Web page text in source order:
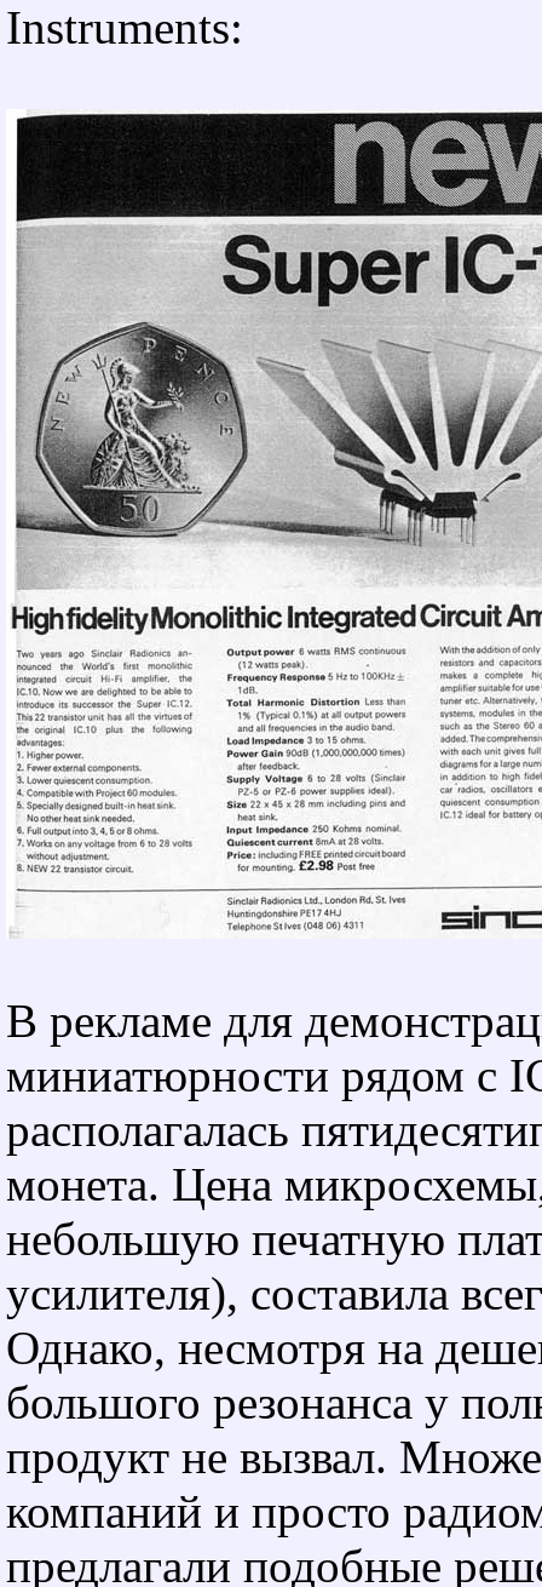
Instruments:
В рекламе для
миниатюрности рядом с
располагалась
монета. Цена
небольшую печатную
усилителя), составила
Однако, несмотря на
большого резонанса у
продукт не вызвал.
компаний и просто
предлагали подобные